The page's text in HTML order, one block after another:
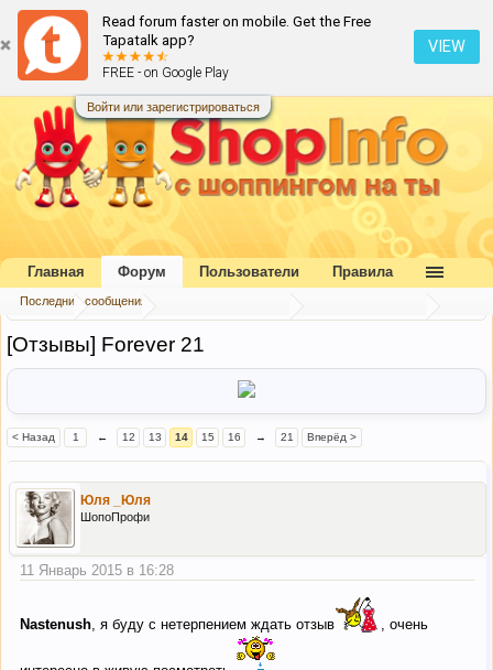
Read forum faster on mobile. Get the Free
Tapatalk app?
FREE - on Google Play
VIEW
Войти или зарегистрироваться
Главная Форум
[Отзывы] Forever 21
< Назад 1 ← 12 13 14 15 16 → 21 Вперёд >
Юля _Юля
ШопоПрофи
11 Январь 2015 в 16:28
Nastenush , я буду с нетерпением ждать отзыв , очень
Главная Форум
Последние сообщения
Пользователи Правила